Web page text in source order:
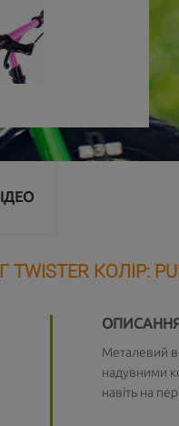
TWISTER КОЛІР:
Металевий
надувними
навіть на